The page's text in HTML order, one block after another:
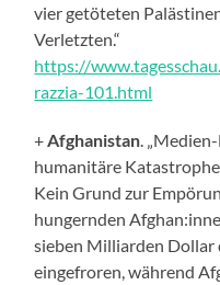
vier getöteten
Verletzten.“
https://
razzia-101.html
+ Afghanistan .
humanitäre
Kein Grund zur
hungernden
sieben Milliarden Dollar
eingefroren, während